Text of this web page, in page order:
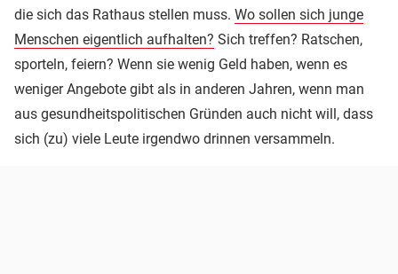
die sich das Rathaus stellen muss. Wo sollen sich junge
Menschen eigentlich aufhalten? Sich treffen? Ratschen,
sporteln, feiern? Wenn sie wenig Geld haben, wenn es
weniger Angebote gibt als in anderen Jahren, wenn man
aus gesundheitspolitischen Gründen auch nicht will, dass
sich (zu) viele Leute irgendwo drinnen versammeln.